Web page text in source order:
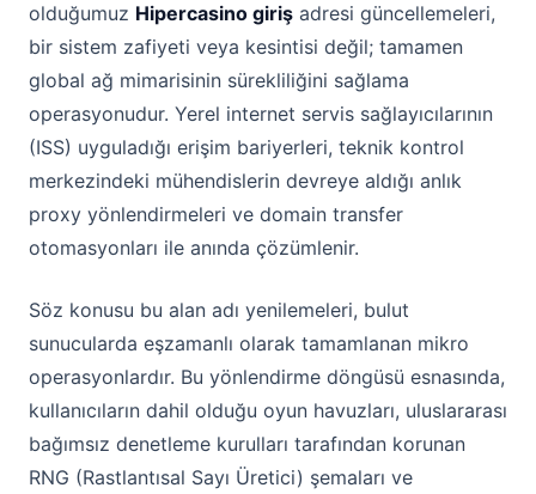
olduğumuz Hipercasino giriş adresi güncellemeleri,
bir sistem zafiyeti veya kesintisi değil; tamamen
global ağ mimarisinin sürekliliğini sağlama
operasyonudur. Yerel internet servis sağlayıcılarının
(ISS) uyguladığı erişim bariyerleri, teknik kontrol
merkezindeki mühendislerin devreye aldığı anlık
proxy yönlendirmeleri ve domain transfer
otomasyonları ile anında çözümlenir.
Söz konusu bu alan adı yenilemeleri, bulut
sunucularda eşzamanlı olarak tamamlanan mikro
operasyonlardır. Bu yönlendirme döngüsü esnasında,
kullanıcıların dahil olduğu oyun havuzları, uluslararası
bağımsız denetleme kurulları tarafından korunan
RNG (Rastlantısal Sayı Üretici) şemaları ve